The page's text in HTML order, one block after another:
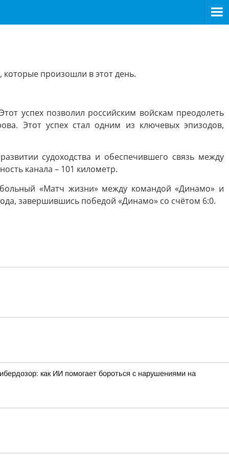
произошли в этот день.
успех позволил российским войскам преодолеть
Этот успех стал одним из ключевых эпизодов,
судоходства и обеспечившего связь между
канала – 101 километр.
«Матч жизни» между командой «Динамо» и
завершившись победой «Динамо» со счётом 6:0.
как ИИ помогает бороться с нарушениями на